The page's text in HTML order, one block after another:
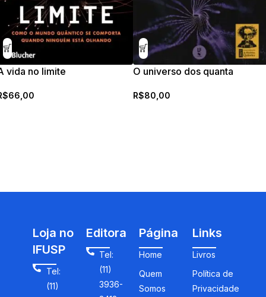
vida no limite
66,00
O universo dos quanta
R$80,00
Loja no
IFUSP
Tel:
(11)
Editora
Tel:
(11)
3936-
Página
Home
Quem
Somos
Links
Livros
Política de
Privacidade